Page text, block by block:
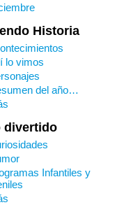
Historia
lo vimos
del año…
divertido
Infantiles y